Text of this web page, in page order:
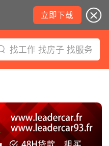
立即下载
找工作 找房子 找服务